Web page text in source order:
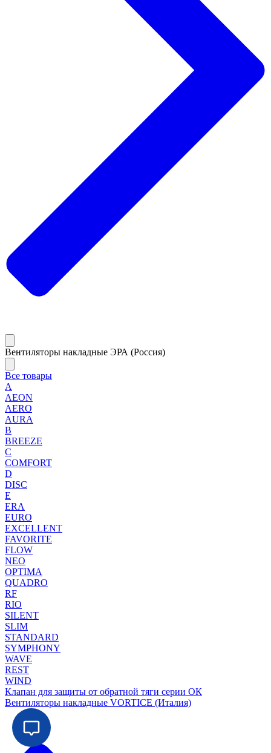
Вентиляторы накладные ЭРА (Россия)
Все товары
A
AEON
AERO
AURA
B
BREEZE
C
COMFORT
D
DISC
E
ERA
EURO
EXCELLENT
FAVORITE
FLOW
NEO
OPTIMA
QUADRO
RF
RIO
SILENT
SLIM
STANDARD
SYMPHONY
WAVE
REST
WIND
Клапан для защиты от обратной тяги серии ОК
Вентиляторы накладные VORTICE (Италия)